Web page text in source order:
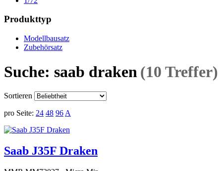
Produkttyp
Modellbausatz
Zubehörsatz
Suche: saab draken (10 Treffer)
Sortieren
pro Seite: 24 48 96 A
Saab J35F Draken